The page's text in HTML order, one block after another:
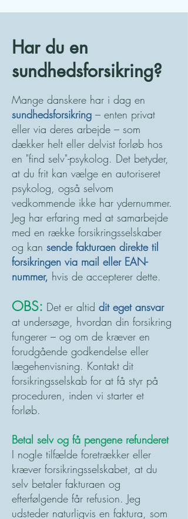
Har du en
sundhedsforsikring?
Mange danskere har i dag en
sundhedsforsikring – enten privat
eller via deres arbejde – som
dækker helt eller delvist forløb hos
en "find selv"-psykolog. Det betyder,
at du frit kan vælge en autoriseret
psykolog, også selvom
vedkommende ikke har ydernummer.
Jeg har erfaring med at samarbejde
med en række forsikringsselskaber
og kan sende fakturaen direkte til
forsikringen via mail eller EAN-
nummer, hvis de accepterer dette.
OBS: Det er altid dit eget ansvar
at undersøge, hvordan din forsikring
fungerer – og om de kræver en
forudgående godkendelse eller
lægehenvisning. Kontakt dit
forsikringsselskab for at få styr på
proceduren, inden vi starter et
forløb.
Betal selv og få pengene refunderet
I nogle tilfælde foretrækker eller
kræver forsikringsselskabet, at du
selv betaler fakturaen og
efterfølgende får refusion. Jeg
udsteder naturligvis en faktura, som